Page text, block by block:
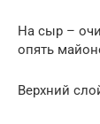
На сыр –
опять
Верхний